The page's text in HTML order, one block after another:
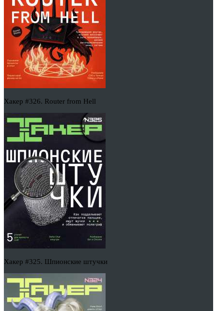
Хакер #326. Router from Hell
Хакер #325. Шпионские штучки